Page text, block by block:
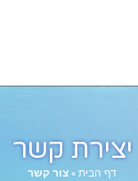
יצירת קשר
דף הבית » צור קשר